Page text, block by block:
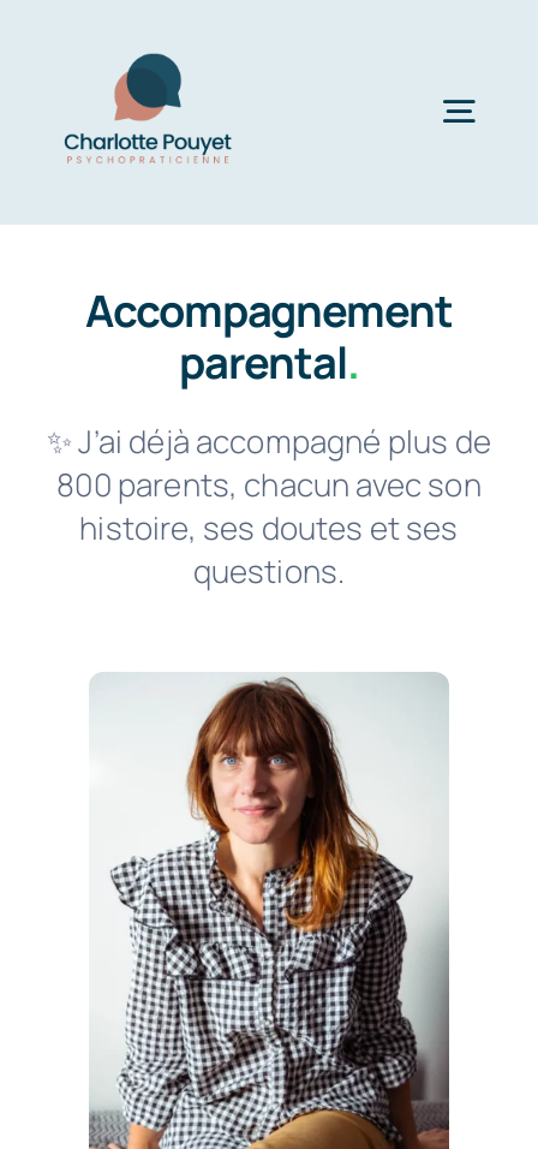
Réservations
Mon accompagnement
Blog
Accompagnement
parental.
✨ J’ai déjà accompagné plus de
800 parents, chacun avec son
histoire, ses doutes et ses
questions.